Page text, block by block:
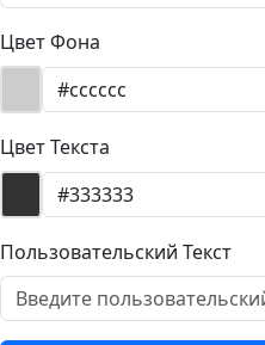
Цвет Фона
Цвет Текста
Пользовательский Текст